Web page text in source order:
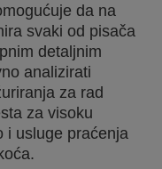
da na
svaki od pisača
detaljnim
analizirati
za rad
za visoku
i usluge praćenja